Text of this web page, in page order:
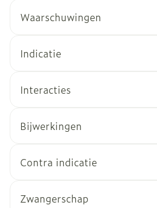
Waarschuwingen
Indicatie
Interacties
Bijwerkingen
Contra indicatie
Zwangerschap